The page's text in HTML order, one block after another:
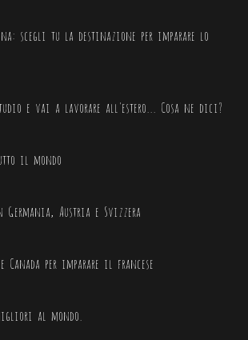
scegli tu la destinazione per imparare lo
e vai a lavorare all'estero... Cosa ne dici?
il mondo
Austria e Svizzera
per imparare il francese
al mondo.